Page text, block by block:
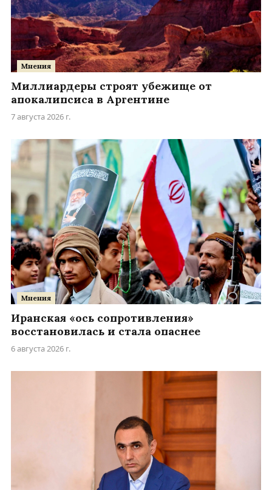
Мнения
Миллиардеры строят убежище от
апокалипсиса в Аргентине
7 августа 2026 г.
Мнения
Иранская «ось сопротивления»
восстановилась и стала опаснее
6 августа 2026 г.